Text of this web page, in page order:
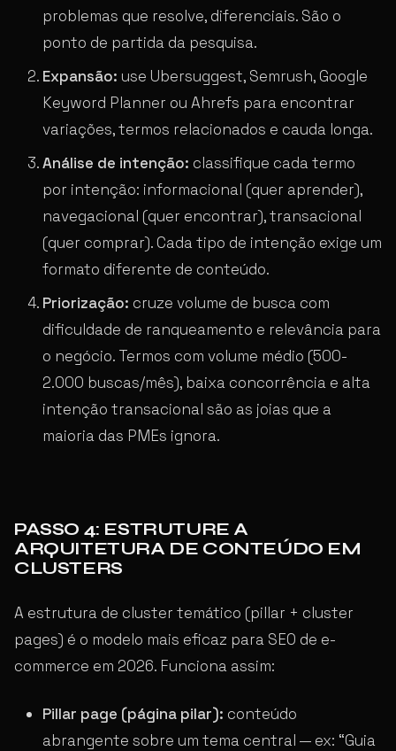
problemas que resolve, diferenciais. São o
ponto de partida da pesquisa.
Expansão: use Ubersuggest, Semrush, Google
Keyword Planner ou Ahrefs para encontrar
variações, termos relacionados e cauda longa.
Análise de intenção: classifique cada termo
por intenção: informacional (quer aprender),
navegacional (quer encontrar), transacional
(quer comprar). Cada tipo de intenção exige um
formato diferente de conteúdo.
Priorização: cruze volume de busca com
dificuldade de ranqueamento e relevância para
o negócio. Termos com volume médio (500-
2.000 buscas/mês), baixa concorrência e alta
intenção transacional são as joias que a
maioria das PMEs ignora.
PASSO 4: ESTRUTURE A
ARQUITETURA DE CONTEÚDO EM
CLUSTERS
A estrutura de cluster temático (pillar + cluster
pages) é o modelo mais eficaz para SEO de e-
commerce em 2026. Funciona assim:
Pillar page (página pilar): conteúdo
abrangente sobre um tema central — ex: “Guia